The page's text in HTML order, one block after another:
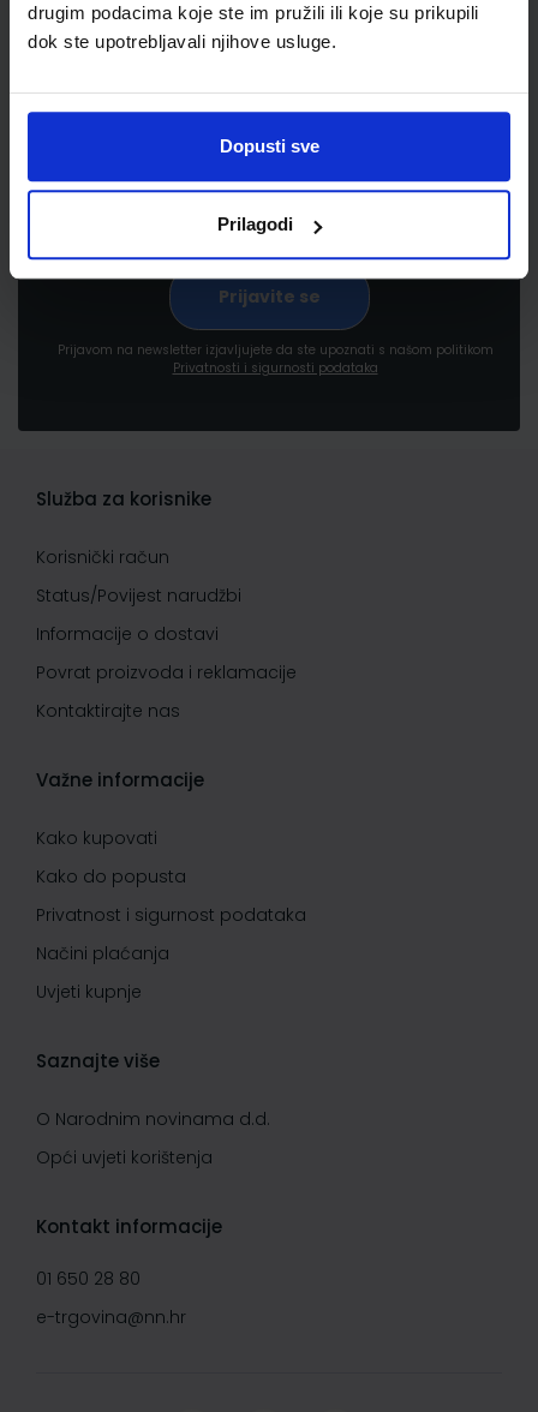
drugim podacima koje ste im pružili ili koje su prikupili
dok ste upotrebljavali njihove usluge.
Dopusti sve
Prilagodi
Newsletter prijava
Prijavite se kako bi primali informacije o novim
proizvodima i uslugama, akcijama i drugim
pogodnostima
Prijavom na newsletter izjavljujete da ste upoznati s našom politikom
Privatnosti i sigurnosti podataka
Služba za korisnike
Korisnički račun
Status/Povijest narudžbi
Informacije o dostavi
Povrat proizvoda i reklamacije
Kontaktirajte nas
Važne informacije
Kako kupovati
Kako do popusta
Privatnost i sigurnost podataka
Načini plaćanja
Uvjeti kupnje
Saznajte više
O Narodnim novinama d.d.
Opći uvjeti korištenja
Kontakt informacije
01 650 28 80
e-trgovina@nn.hr